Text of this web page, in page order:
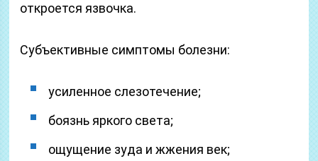
откроется язвочка.
Субъективные симптомы болезни:
усиленное слезотечение;
боязнь яркого света;
ощущение зуда и жжения век;